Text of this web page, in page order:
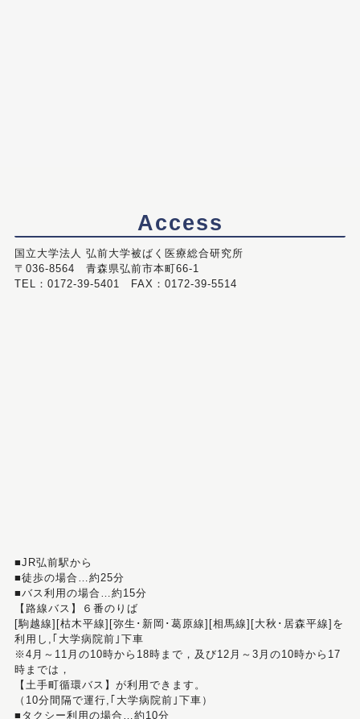
Access
国立大学法人 弘前大学被ばく医療総合研究所
〒036-8564 青森県弘前市本町66-1
TEL：0172-39-5401 FAX：0172-39-5514
■JR弘前駅から
■徒歩の場合…約25分
■バス利用の場合…約15分
【路線バス】６番のりば
[駒越線][枯木平線][弥生･新岡･葛原線][相馬線][大秋･居森平線]を
利用し,｢大学病院前｣下車
※4月～11月の10時から18時まで，及び12月～3月の10時から17
時までは，
【土手町循環バス】が利用できます。
（10分間隔で運行,｢大学病院前｣下車）
■タクシー利用の場合…約10分